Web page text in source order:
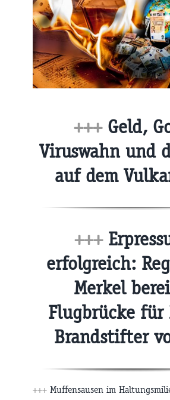
+++Geld,
Viruswahn und
auf dem
+++
erfolgreich:
Merkel
Flugbrücke für
Brandstifter
+++ Muffensausen im